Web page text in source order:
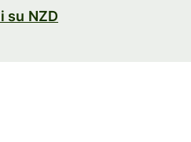
su NZD